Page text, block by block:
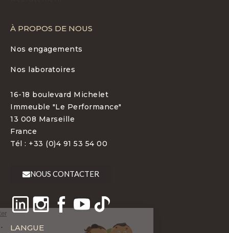
À PROPOS DE NOUS
Nos engagements
Nos laboratoires
16-18 boulevard Michelet
Immeuble "Le Performance"
13 008 Marseille
France
Tél : +33 (0)4 91 53 54 00
NOUS CONTACTER
LANGUE